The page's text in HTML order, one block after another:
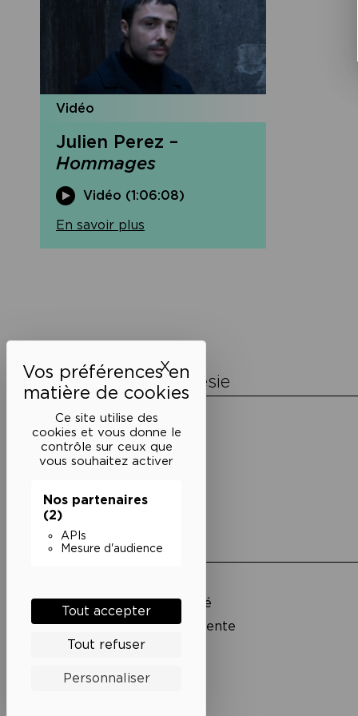
Ce site utilise des
cookies et vous donne le
contrôle sur ceux que
vous souhaitez activer
Nos partenaires
(2)
APIs
Mesure d'audience
Tout accepter
Tout refuser
Personnaliser
XMasquer le bandeau des
Vidéo
Julien Perez –
Hommages
Vidéo (1:06:08)
En savoir plus
l’article
La Maison de la Poésie
Découvrir
En photos
Historique
Nos partenaires
Liens utiles
Politique de confidentialité
Conditions générales de vente
Cookies